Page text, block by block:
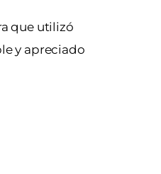
que utilizó
y apreciado